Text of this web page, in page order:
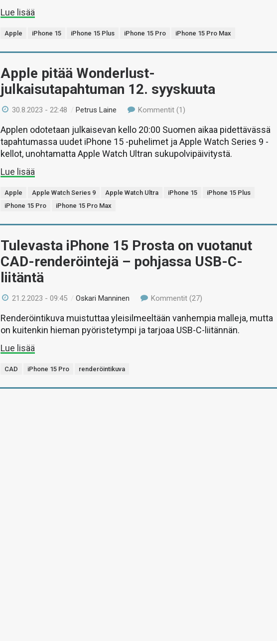
Lue lisää
Apple iPhone 15 iPhone 15 Plus iPhone 15 Pro iPhone 15 Pro Max
Apple pitää Wonderlust-
julkaisutapahtuman 12. syyskuuta
30.8.2023 - 22:48 /Petrus Laine Kommentit (1)
Applen odotetaan julkaisevan kello 20:00 Suomen aikaa pidettävässä
tapahtumassa uudet iPhone 15 -puhelimet ja Apple Watch Series 9 -
kellot, unohtamatta Apple Watch Ultran sukupolvipäivitystä.
Lue lisää
Apple Apple Watch Series 9 Apple Watch Ultra iPhone 15
iPhone 15 Plus
iPhone 15 Pro
iPhone 15 Pro Max
Tulevasta iPhone 15 Prosta on vuotanut
CAD-renderöintejä – pohjassa USB-C-
liitäntä
21.2.2023 - 09:45 /Oskari Manninen Kommentit (27)
Renderöintikuva muistuttaa yleisilmeeltään vanhempia malleja, mutta
on kuitenkin hieman pyöristetympi ja tarjoaa USB-C-liitännän.
Lue lisää
CAD iPhone 15 Pro renderöintikuva